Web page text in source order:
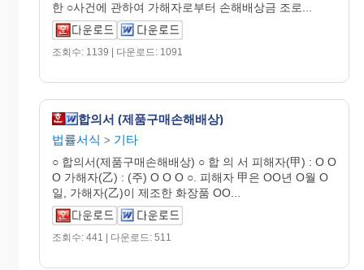
한 ○사건에 관하여 가해자로부터 손해배상금 조로...
조회수: 1139 | 다운로드: 1091
합의서 (제품구매손해배상)
법률서식 > 기타
○ 합의서(제품구매손해배상) ○ 합 의 서 피해자(甲) : O O
O 가해자(乙) : (주) O O O ○. 피해자 甲은 OO년 O월 O
일, 가해자(乙)이 제조한 화장품 OO...
조회수: 441 | 다운로드: 511